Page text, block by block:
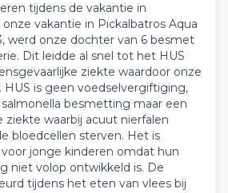
tijdens de vakantie in
vakantie in Pickalbatros Aqua
werd onze dochter van 6 besmet
Dit leidde al snel tot het HUS
ziekte waardoor onze
HUS is geen voedselvergiftiging,
besmetting maar een
ziekte waarbij acuut nierfalen
bloedcellen sterven. Het is
jonge kinderen omdat hun
niet volop ontwikkeld is. De
tijdens het eten van vlees bij